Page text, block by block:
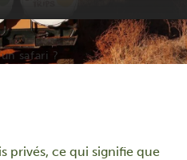
safari ?
privés, ce qui signifie que